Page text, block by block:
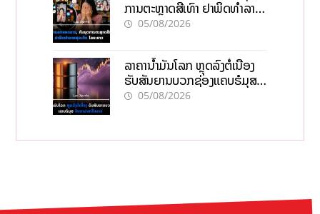
ການຕະຫຼາດສີເທົາ ຢາພິດທຳລາຍ
ທຸລະກິດ ໄລຍະຍາວ
05/08/2026
ລາຄານ້ຳມັນໂລກ ຫຼຸດລົງຕໍ່ເນື່ອງ
ຮັບສັນຍານບວກຊ່ອງແຄບຮໍມຸສ
ຈັບຕາລາຄາໃນລາວ
05/08/2026